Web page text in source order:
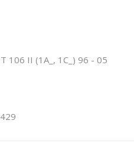
106 II (1A_, 1C_) 96 - 05